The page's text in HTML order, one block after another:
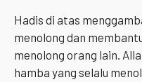
Hadis di atas
menolong dan
menolong orang lain.
hamba yang selalu